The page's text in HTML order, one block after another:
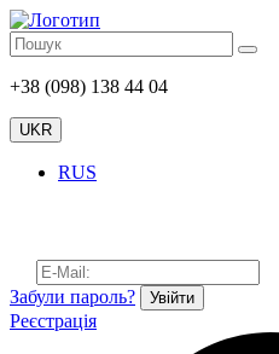
+38 (098) 138 44 04
UKR
RUS
Забули пароль? Увійти
Реєстрація